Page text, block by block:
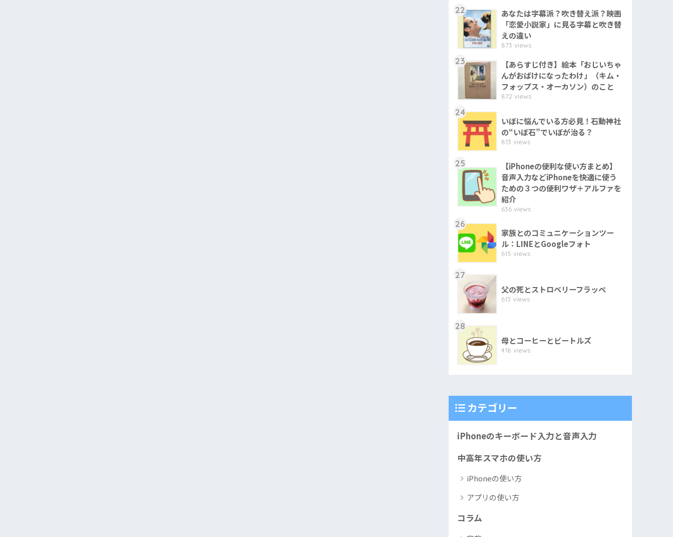
22
あなたは字幕派？吹き替え派？映画
「恋愛小説家」に見る字幕と吹き替
えの違い
873 views
23
【あらすじ付き】絵本「おじいちゃ
んがおばけになったわけ」（キム・
フォップス・オーカソン）のこと
872 views
24
いぼに悩んでいる方必見！石動神社
の“いぼ石”でいぼが治る？
813 views
25
【iPhoneの便利な使い方まとめ】
音声入力などiPhoneを快適に使う
ための３つの便利ワザ＋アルファを
紹介
636 views
26
家族とのコミュニケーションツー
ル：LINEとGoogleフォト
615 views
27
父の死とストロベリーフラッペ
613 views
28
母とコーヒーとビートルズ
418 views
カテゴリー
iPhoneのキーボード入力と音声入力
中高年スマホの使い方
iPhoneの使い方
アプリの使い方
コラム